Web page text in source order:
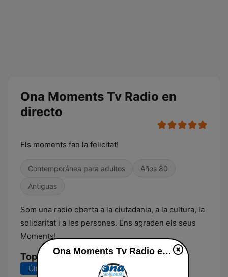
Ona Moments Tv Radio en
directo
Els moments fan la felicitat!
Contemporánea para adultos Años 80
Antiguas
Som una radio oberta a la ciutadania, a la cultura, la
solidaritat i a les persones. Ens agraden els seus
Moments!
Top Canciones
Últimos 7 días Últimos 30 días
Ona Moments Tv Radio en vivo